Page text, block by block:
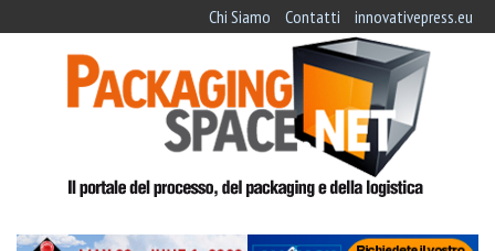
Chi Siamo Contatti innovativepress.eu